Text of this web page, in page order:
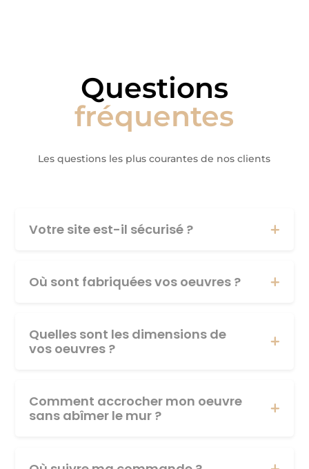
Questions
fréquentes
Les questions les plus courantes de nos clients
Votre site est-il sécurisé ?
Où sont fabriquées vos oeuvres ?
Quelles sont les dimensions de
vos oeuvres ?
Comment accrocher mon oeuvre
sans abîmer le mur ?